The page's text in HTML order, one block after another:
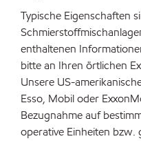
Typische Eigenschaften
enthaltenen
bitte an Ihren örtlichen
Unsere US-
Esso, Mobil oder
Bezugnahme auf
operative Einheiten bzw.